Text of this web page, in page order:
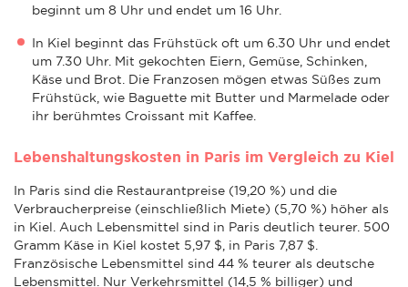
beginnt um 8 Uhr und endet um 16 Uhr.
In Kiel beginnt das Frühstück oft um 6.30 Uhr und endet
um 7.30 Uhr. Mit gekochten Eiern, Gemüse, Schinken,
Käse und Brot. Die Franzosen mögen etwas Süßes zum
Frühstück, wie Baguette mit Butter und Marmelade oder
ihr berühmtes Croissant mit Kaffee.
Lebenshaltungskosten in Paris im Vergleich zu Kiel
In Paris sind die Restaurantpreise (19,20 %) und die
Verbraucherpreise (einschließlich Miete) (5,70 %) höher als
in Kiel. Auch Lebensmittel sind in Paris deutlich teurer. 500
Gramm Käse in Kiel kostet 5,97 $, in Paris 7,87 $.
Französische Lebensmittel sind 44 % teurer als deutsche
Lebensmittel. Nur Verkehrsmittel (14,5 % billiger) und